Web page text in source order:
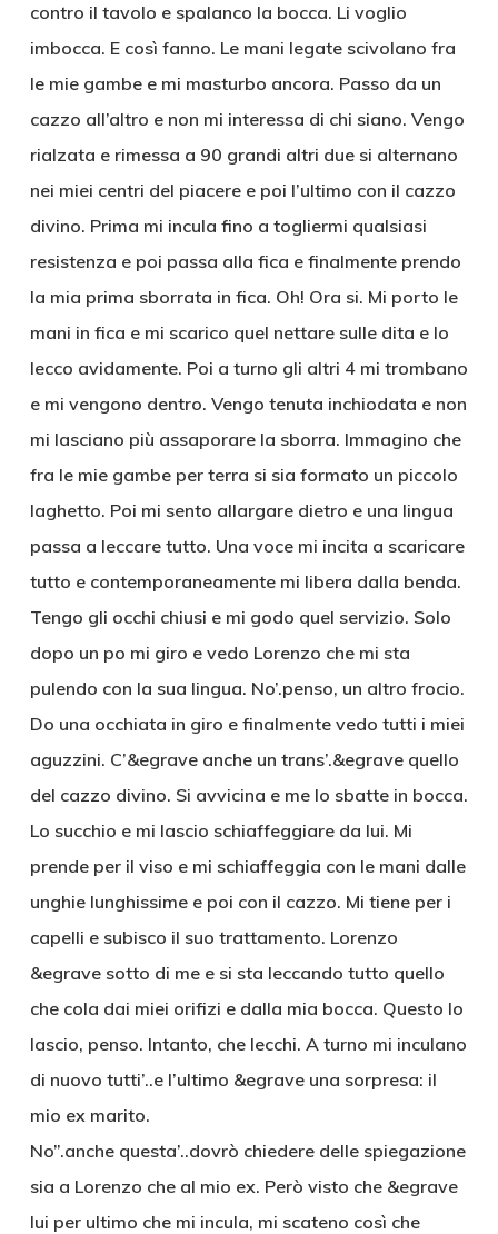
contro il tavolo e spalanco la bocca. Li voglio
imbocca. E così fanno. Le mani legate scivolano fra
le mie gambe e mi masturbo ancora. Passo da un
cazzo all’altro e non mi interessa di chi siano. Vengo
rialzata e rimessa a 90 grandi altri due si alternano
nei miei centri del piacere e poi l’ultimo con il cazzo
divino. Prima mi incula fino a togliermi qualsiasi
resistenza e poi passa alla fica e finalmente prendo
la mia prima sborrata in fica. Oh! Ora si. Mi porto le
mani in fica e mi scarico quel nettare sulle dita e lo
lecco avidamente. Poi a turno gli altri 4 mi trombano
e mi vengono dentro. Vengo tenuta inchiodata e non
mi lasciano più assaporare la sborra. Immagino che
fra le mie gambe per terra si sia formato un piccolo
laghetto. Poi mi sento allargare dietro e una lingua
passa a leccare tutto. Una voce mi incita a scaricare
tutto e contemporaneamente mi libera dalla benda.
Tengo gli occhi chiusi e mi godo quel servizio. Solo
dopo un po mi giro e vedo Lorenzo che mi sta
pulendo con la sua lingua. No’.penso, un altro frocio.
Do una occhiata in giro e finalmente vedo tutti i miei
aguzzini. C’&egrave anche un trans’.&egrave quello
del cazzo divino. Si avvicina e me lo sbatte in bocca.
Lo succhio e mi lascio schiaffeggiare da lui. Mi
prende per il viso e mi schiaffeggia con le mani dalle
unghie lunghissime e poi con il cazzo. Mi tiene per i
capelli e subisco il suo trattamento. Lorenzo
&egrave sotto di me e si sta leccando tutto quello
che cola dai miei orifizi e dalla mia bocca. Questo lo
lascio, penso. Intanto, che lecchi. A turno mi inculano
di nuovo tutti’..e l’ultimo &egrave una sorpresa: il
mio ex marito.
No”.anche questa’..dovrò chiedere delle spiegazione
sia a Lorenzo che al mio ex. Però visto che &egrave
lui per ultimo che mi incula, mi scateno così che